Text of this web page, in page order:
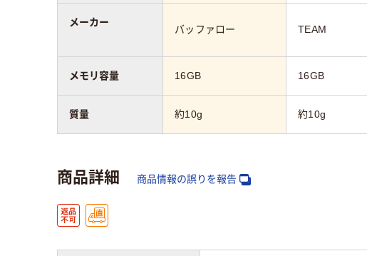
バッファロー TEAM
16GB 16GB
約10g 約10g
メーカー
メモリ容量
質量
商品詳細 商品情報の誤りを報告